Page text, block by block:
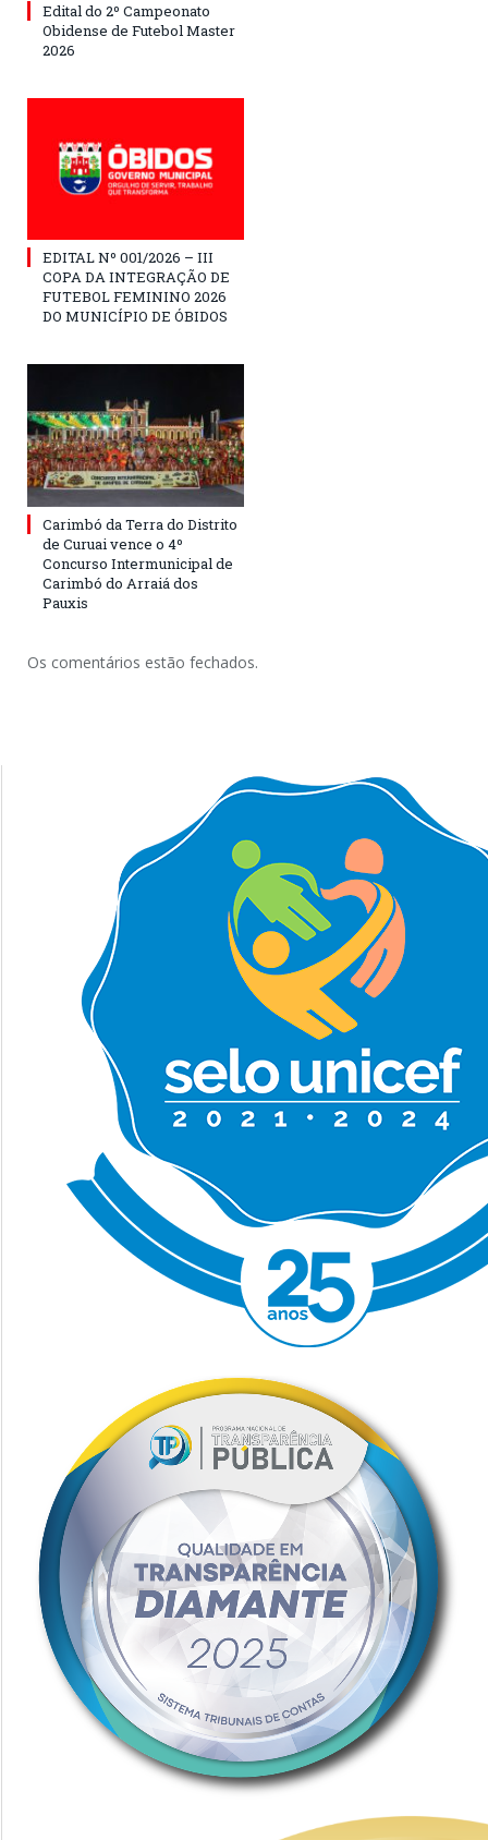
Edital do 2º Campeonato
Obidense de Futebol Master
2026
EDITAL Nº 001/2026 – III
COPA DA INTEGRAÇÃO DE
FUTEBOL FEMININO 2026
DO MUNICÍPIO DE ÓBIDOS
Carimbó da Terra do Distrito
de Curuai vence o 4º
Concurso Intermunicipal de
Carimbó do Arraiá dos
Pauxis
Os comentários estão fechados.